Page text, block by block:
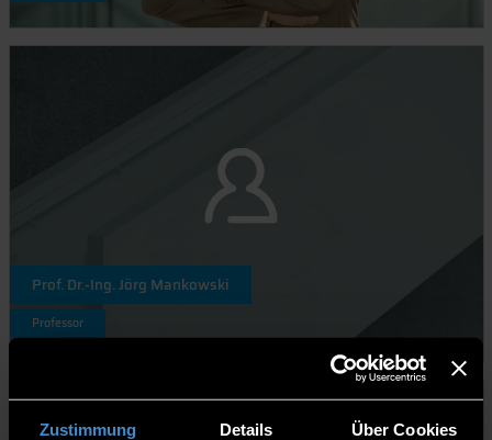
Zustimmung Details Über Cookies
Prof. Dr.-Ing. Jörg Mankowski
Professor